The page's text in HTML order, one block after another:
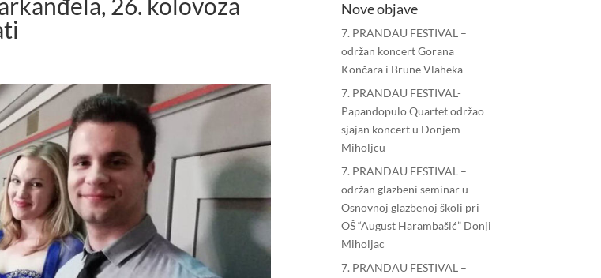
Nove objave
7. PRANDAU FESTIVAL –
održan koncert Gorana
Končara i Brune Vlaheka
7. PRANDAU FESTIVAL-
Papandopulo Quartet održao
sjajan koncert u Donjem
Miholjcu
7. PRANDAU FESTIVAL –
održan glazbeni seminar u
Osnovnoj glazbenoj školi pri
OŠ “August Harambašić” Donji
Miholjac
7. PRANDAU FESTIVAL –